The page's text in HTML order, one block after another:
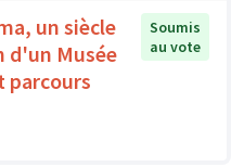
un siècle
d'un Musée
Soumis
au vote